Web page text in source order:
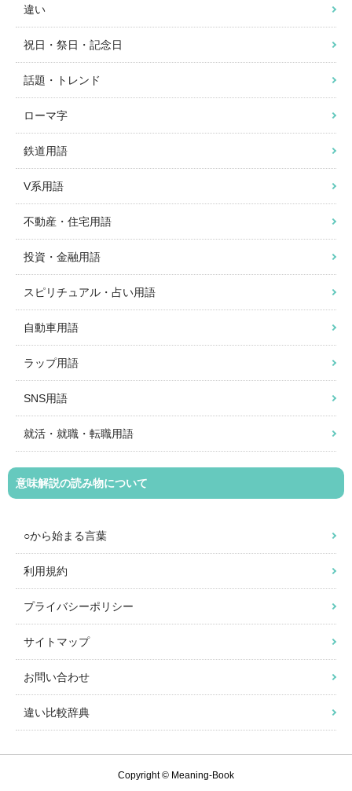
違い
祝日・祭日・記念日
話題・トレンド
ローマ字
鉄道用語
V系用語
不動産・住宅用語
投資・金融用語
スピリチュアル・占い用語
自動車用語
ラップ用語
SNS用語
就活・就職・転職用語
意味解説の読み物について
○から始まる言葉
利用規約
プライバシーポリシー
サイトマップ
お問い合わせ
違い比較辞典
Copyright © Meaning-Book